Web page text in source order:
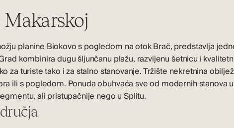
planine Biokovo s pogledom na otok Brač, predstavlja
kombinira dugu šljunčanu plažu, razvijenu šetnicu i
za turiste tako i za stalno stanovanje. Tržište nekretnina
ili s pogledom. Ponuda obuhvaća sve od modernih stanova
ali pristupačnije nego uSplitu.